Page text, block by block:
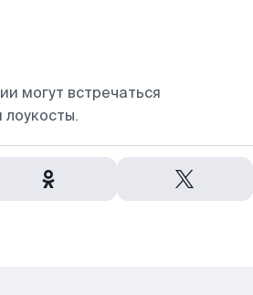
могут встречаться